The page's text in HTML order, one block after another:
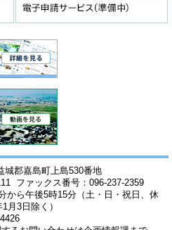
城郡嘉島町上島530番地
ファックス番号：096-237-2359
から午後5時15分（土・日・祝日、休
月3日除く）